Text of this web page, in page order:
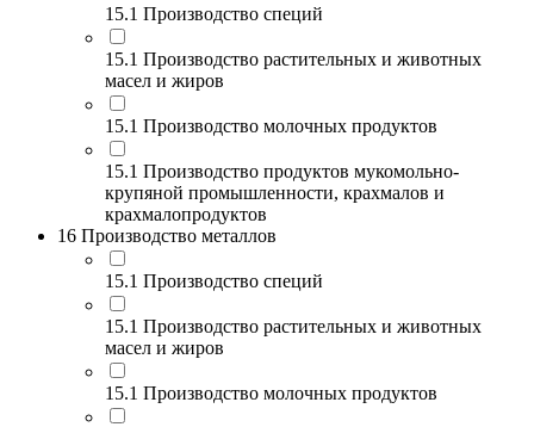
15.1 Производство специй
15.1 Производство растительных и животных
масел и жиров
15.1 Производство молочных продуктов
15.1 Производство продуктов мукомольно-
крупяной промышленности, крахмалов и
крахмалопродуктов
16 Производство металлов
15.1 Производство специй
15.1 Производство растительных и животных
масел и жиров
15.1 Производство молочных продуктов